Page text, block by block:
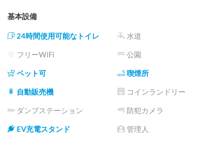
基本設備
24時間使用可能なトイレ 水道
フリーWiFi 公園
ペット可 喫煙所
自動販売機 コインランドリー
ダンプステーション 防犯カメラ
EV充電スタンド 管理人